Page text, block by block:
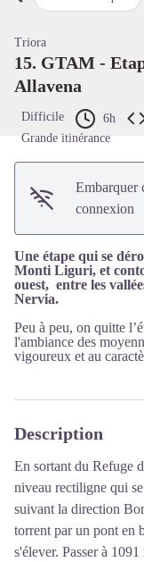
Étape précédente
Triora
15. GTAM -
Allavena
Difficile 6h
Grande itinérance
Embarquer
connexion
Une étape qui se
Monti Liguri, et
ouest, entre les
Nervia.
Peu à peu, on quitte
l'ambiance des
vigoureux et au
Description
En sortant du Refuge
niveau rectiligne qui
suivant la direction
torrent par un pont en
s'élever. Passer à